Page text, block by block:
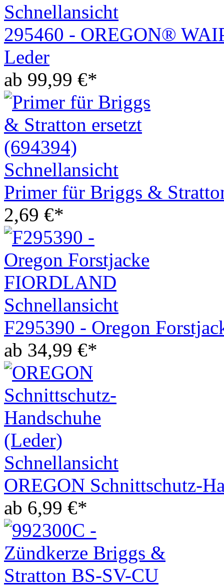
Schnellansicht
295460 - OREGON®
Leder
ab 99,99 €*
Schnellansicht
Primer für Briggs &
2,69 €*
Schnellansicht
F295390 - Oregon
ab 34,99 €*
Schnellansicht
OREGON Schnittschutz-
ab 6,99 €*